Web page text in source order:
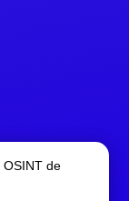
de